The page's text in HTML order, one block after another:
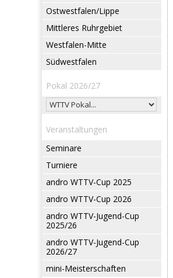
Ostwestfalen/Lippe
Mittleres Ruhrgebiet
Westfalen-Mitte
Südwestfalen
Pokal 2026/27
Veranstaltungen
Seminare
Turniere
andro WTTV-Cup 2025
andro WTTV-Cup 2026
andro WTTV-Jugend-Cup
2025/26
andro WTTV-Jugend-Cup
2026/27
mini-Meisterschaften